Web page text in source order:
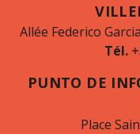
Allée Federico
Tél.
PUNTO DE
Place